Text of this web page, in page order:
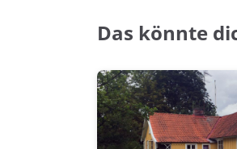
Das könnte